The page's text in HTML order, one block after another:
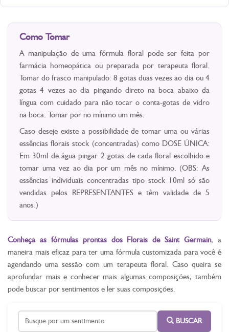
Como Tomar
A manipulação de uma fórmula floral pode ser feita por
farmácia homeopática ou preparada por terapeuta floral.
Tomar do frasco manipulado: 8 gotas duas vezes ao dia ou 4
gotas 4 vezes ao dia pingando direto na boca abaixo da
língua com cuidado para não tocar o conta-gotas de vidro
na boca. Tomar por no mínimo um mês.
Caso deseje existe a possibilidade de tomar uma ou várias
essências florais stock (concentradas) como DOSE ÚNICA:
Em 30ml de água pingar 2 gotas de cada floral escolhido e
tomar uma vez ao dia por um mês no mínimo. (OBS: As
essências individuais concentradas tipo stock 10ml só são
vendidas pelos REPRESENTANTES e têm validade de 5
anos.)
Conheça as fórmulas prontas dos Florais de Saint Germain, a
maneira mais eficaz para ter uma fórmula customizada para você é
agendando uma sessão com um terapeuta floral. Caso queira se
aprofundar mais e conhecer mais algumas composições, também
pode buscar por sentimentos e ler suas composições.
BUSCAR